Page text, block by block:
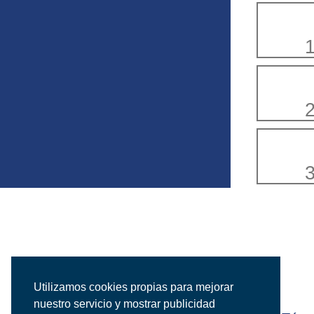
Utilizamos cookies propias para mejorar
nuestro servicio y mostrar publicidad